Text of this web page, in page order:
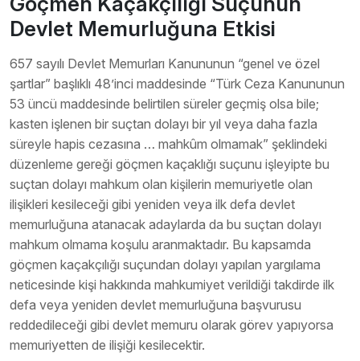
Devlet Memurluğuna Etkisi
657 sayılı Devlet Memurları Kanununun “genel ve özel
şartlar” başlıklı 48’inci maddesinde “Türk Ceza Kanununun
53 üncü maddesinde belirtilen süreler geçmiş olsa bile;
kasten işlenen bir suçtan dolayı bir yıl veya daha fazla
süreyle hapis cezasına … mahkûm olmamak” şeklindeki
düzenleme gereği göçmen kaçaklığı suçunu işleyipte bu
suçtan dolayı mahkum olan kişilerin memuriyetle olan
ilişikleri kesileceği gibi yeniden veya ilk defa devlet
memurluğuna atanacak adaylarda da bu suçtan dolayı
mahkum olmama koşulu aranmaktadır. Bu kapsamda
göçmen kaçakçılığı suçundan dolayı yapılan yargılama
neticesinde kişi hakkında mahkumiyet verildiği takdirde ilk
defa veya yeniden devlet memurluğuna başvurusu
reddedileceği gibi devlet memuru olarak görev yapıyorsa
memuriyetten de ilişiği kesilecektir.